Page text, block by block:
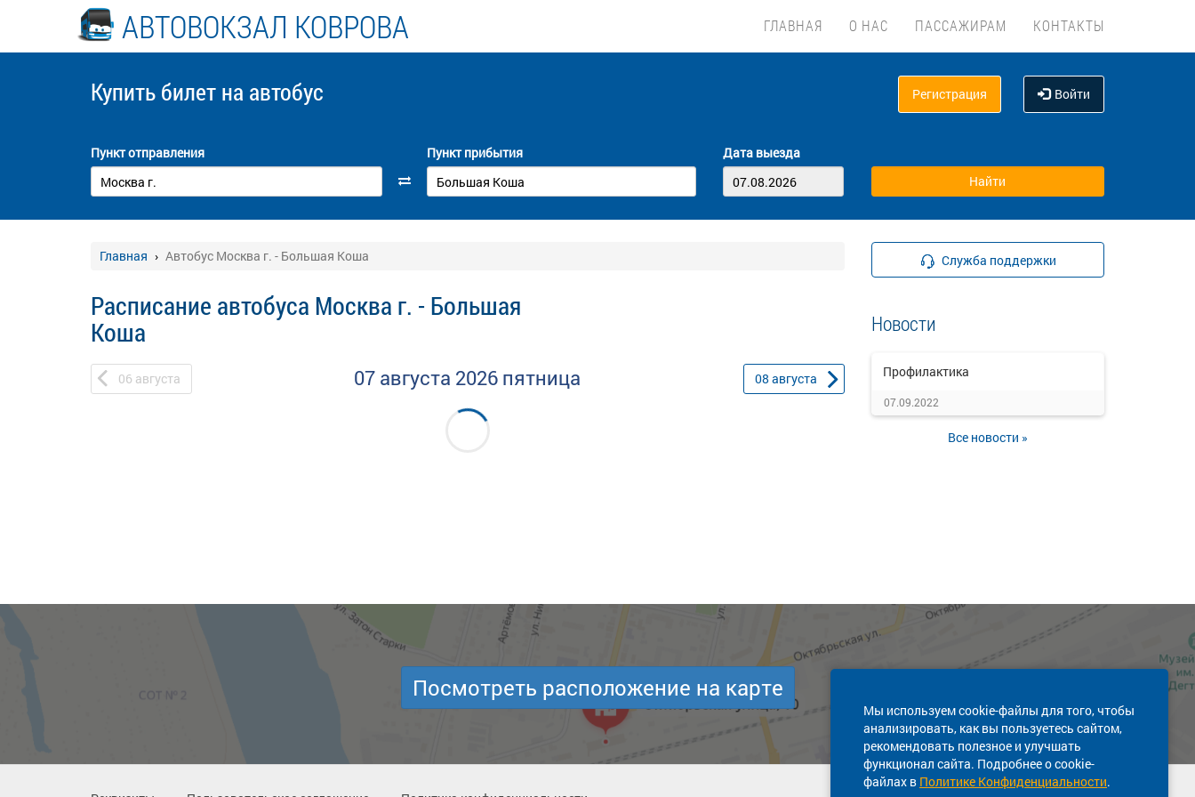
АВТОВОКЗАЛ КОВРОВА ГЛАВНАЯ О НАС ПАССАЖИРАМ КОНТАКТЫ
Купить билет на автобус Регистрация Войти
Пункт отправления Пункт прибытия Дата выезда
Главная Автобус Москва г. - Большая Коша
Расписание автобуса Москва г. - Большая
Коша
06 августа 07 августа 2026 пятница 08 августа
Служба поддержки
Новости
Профилактика
07.09.2022
Все новости »
Мы используем cookie-файлы для того, чтобы
анализировать, как вы пользуетесь сайтом,
рекомендовать полезное и улучшать
функционал сайта. Подробнее о cookie-
файлах в Политике Конфиденциальности.
Посмотреть расположение на карте